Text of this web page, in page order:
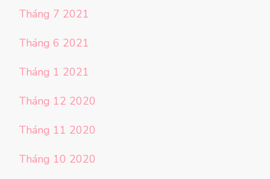
Tháng 7 2021
Tháng 6 2021
Tháng 1 2021
Tháng 12 2020
Tháng 11 2020
Tháng 10 2020